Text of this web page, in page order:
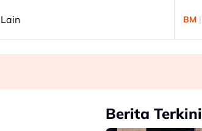
BM |
Berita Terkini